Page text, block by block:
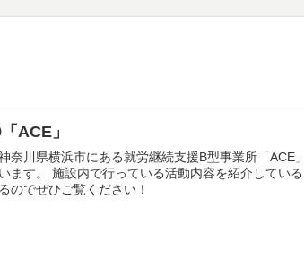
ACE」
奈川県横浜市にある就労継続支援B型事業所「ACE」
ます。 施設内で行っている活動内容を紹介している
のでぜひご覧ください！